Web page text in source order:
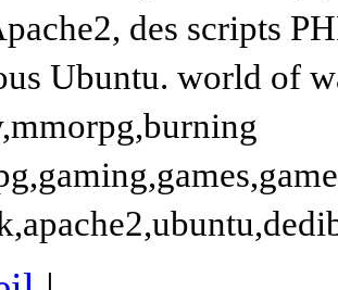
des scripts
Ubuntu. world of